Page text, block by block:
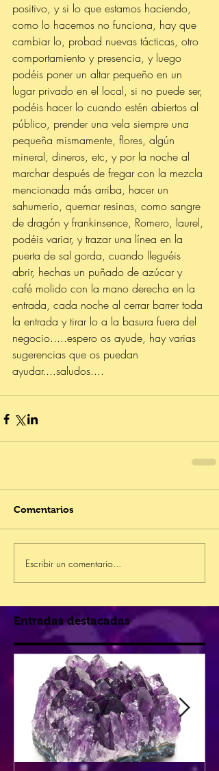
positivo, y si lo que estamos haciendo,
como lo hacemos no funciona, hay que
cambiar lo, probad nuevas tácticas, otro
comportamiento y presencia, y luego
podéis poner un altar pequeño en un
lugar privado en el local, si no puede ser,
podéis hacer lo cuando estén abiertos al
público, prender una vela siempre una
pequeña mismamente, flores, algún
mineral, dineros, etc, y por la noche al
marchar después de fregar con la mezcla
mencionada más arriba, hacer un
sahumerio, quemar resinas, como sangre
de dragón y frankinsence, Romero, laurel,
podéis variar, y trazar una línea en la
puerta de sal gorda, cuando lleguéis
abrir, hechas un puñado de azúcar y
café molido con la mano derecha en la
entrada, cada noche al cerrar barrer toda
la entrada y tirar lo a la basura fuera del
negocio.....espero os ayude, hay varias
sugerencias que os puedan
ayudar....saludos....
Comentarios
Escribir un comentario...
Entradas destacadas